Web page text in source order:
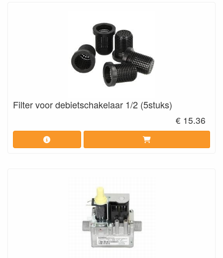
Filter voor debietschakelaar 1/2 (5stuks)
€ 15.36